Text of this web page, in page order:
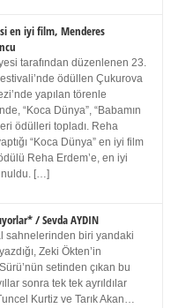
en iyi film, Menderes
tarafından düzenlenen 23.
ödüllen Çukurova
yapılan törenle
“Koca Dünya”, “Babamın
ödülleri topladı. Reha
“Koca Dünya” en iyi film
Reha Erdem’e, en iyi
[…]
/ Sevda AYDIN
sahnelerinden biri yandaki
Zeki Ökten’in
setinden çıkan bu
sonra tek tek ayrıldılar
Kurtiz ve Tarık Akan…